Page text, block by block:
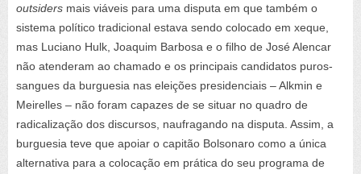
outsiders mais viáveis para uma disputa em que também o
sistema político tradicional estava sendo colocado em xeque,
mas Luciano Hulk, Joaquim Barbosa e o filho de José Alencar
não atenderam ao chamado e os principais candidatos puros-
sangues da burguesia nas eleições presidenciais – Alkmin e
Meirelles – não foram capazes de se situar no quadro de
radicalização dos discursos, naufragando na disputa. Assim, a
burguesia teve que apoiar o capitão Bolsonaro como a única
alternativa para a colocação em prática do seu programa de